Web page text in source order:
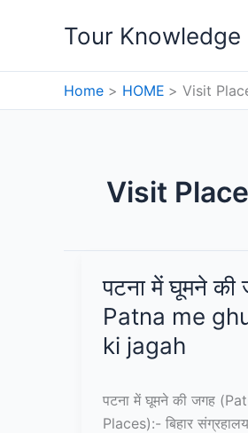
Tour Knowledge
Home HOME Visit
Visit
पटना में घूमने की
Patna me
ki jagah
पटना में घूमने की जगह
Places):- बिहार